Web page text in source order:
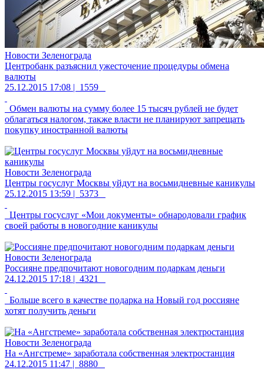
Новости Зеленограда
Центробанк разъяснил ужесточение процедуры обмена
валюты
25.12.2015 17:08 | 1559
Обмен валюты на сумму более 15 тысяч рублей не будет
облагаться налогом, также власти не планируют запрещать
покупку иностранной валюты
Новости Зеленограда
Центры госуслуг Москвы уйдут на восьмидневные каникулы
25.12.2015 13:59 | 5373
Центры госуслуг «Мои документы» обнародовали график
своей работы в новогодние каникулы
Новости Зеленограда
Россияне предпочитают новогодним подаркам деньги
24.12.2015 17:18 | 4321
Больше всего в качестве подарка на Новый год россияне
хотят получить деньги
Новости Зеленограда
На «Ангстреме» заработала собственная электростанция
24.12.2015 11:47 | 8880